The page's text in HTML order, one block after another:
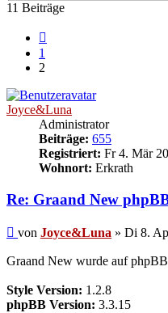
11 Beiträge
1
2
Joyce&Luna
Administrator
Beiträge: 655
Registriert: Fr 4. Mär
Wohnort: Erkrath
Re: Graand New
Beitrag
von Joyce&Luna » Di 8.
Graand New wurde auf
Style Version: 1.2.8
phpBB Version: 3.3.15